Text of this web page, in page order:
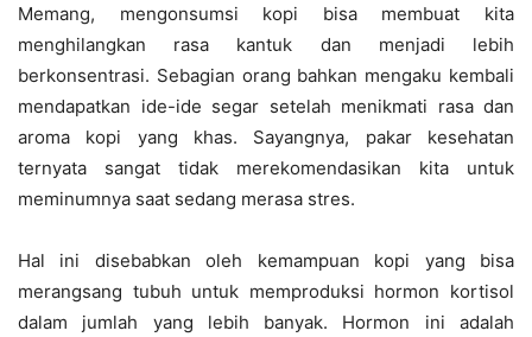
Memang, mengonsumsi kopi bisa membuat kita
menghilangkan rasa kantuk dan menjadi lebih
berkonsentrasi. Sebagian orang bahkan mengaku kembali
mendapatkan ide-ide segar setelah menikmati rasa dan
aroma kopi yang khas. Sayangnya, pakar kesehatan
ternyata sangat tidak merekomendasikan kita untuk
meminumnya saat sedang merasa stres.
Hal ini disebabkan oleh kemampuan kopi yang bisa
merangsang tubuh untuk memproduksi hormon kortisol
dalam jumlah yang lebih banyak. Hormon ini adalah